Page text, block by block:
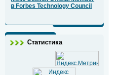
в Forbes Technology Council
Статистика